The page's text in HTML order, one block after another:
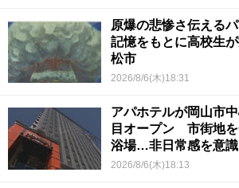
原爆の悲惨さ伝える
記憶をもとに高校生
松市
2026/8/6(木)18:31
アパホテルが岡山市
目オープン 市街地
浴場…非日常感を意識
2026/8/6(木)18:13